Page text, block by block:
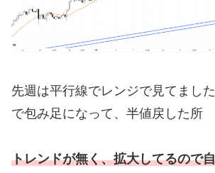
先週は平行線でレンジで見てまし
で包み足になって、半値戻した所
トレンドが無く、拡大してるので